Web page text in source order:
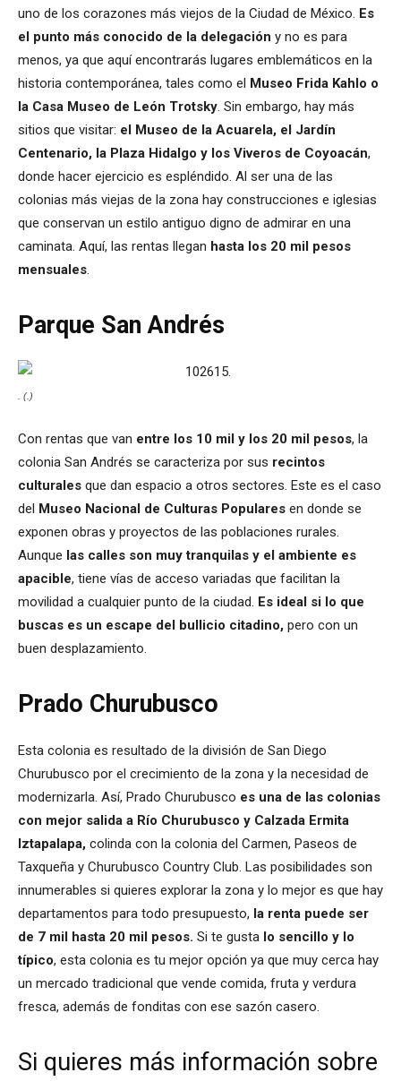
uno de los corazones más viejos de la Ciudad de México. Es
el punto más conocido de la delegación y no es para
menos, ya que aquí encontrarás lugares emblemáticos en la
historia contemporánea, tales como el Museo Frida Kahlo o
la Casa Museo de León Trotsky. Sin embargo, hay más
sitios que visitar: el Museo de la Acuarela, el Jardín
Centenario, la Plaza Hidalgo y los Viveros de Coyoacán,
donde hacer ejercicio es espléndido. Al ser una de las
colonias más viejas de la zona hay construcciones e iglesias
que conservan un estilo antiguo digno de admirar en una
caminata. Aquí, las rentas llegan hasta los 20 mil pesos
mensuales.
Parque San Andrés
. (.)
Con rentas que van entre los 10 mil y los 20 mil pesos, la
colonia San Andrés se caracteriza por sus recintos
culturales que dan espacio a otros sectores. Este es el caso
del Museo Nacional de Culturas Populares en donde se
exponen obras y proyectos de las poblaciones rurales.
Aunque las calles son muy tranquilas y el ambiente es
apacible, tiene vías de acceso variadas que facilitan la
movilidad a cualquier punto de la ciudad. Es ideal si lo que
buscas es un escape del bullicio citadino, pero con un
buen desplazamiento.
Prado Churubusco
Esta colonia es resultado de la división de San Diego
Churubusco por el crecimiento de la zona y la necesidad de
modernizarla. Así, Prado Churubusco es una de las colonias
con mejor salida a Río Churubusco y Calzada Ermita
Iztapalapa, colinda con la colonia del Carmen, Paseos de
Taxqueña y Churubusco Country Club. Las posibilidades son
innumerables si quieres explorar la zona y lo mejor es que hay
departamentos para todo presupuesto, la renta puede ser
de 7 mil hasta 20 mil pesos. Si te gusta lo sencillo y lo
típico, esta colonia es tu mejor opción ya que muy cerca hay
un mercado tradicional que vende comida, fruta y verdura
fresca, además de fonditas con ese sazón casero.
Si quieres más información sobre